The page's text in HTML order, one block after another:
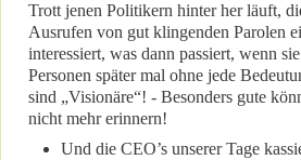
Trott jenen Politikern hinter her läuft,
Ausrufen von gut klingenden Parolen
interessiert, was dann passiert, wenn
Personen später mal ohne jede
sind „Visionäre“! - Besonders gute
nicht mehr erinnern!
Und die CEO’s unserer Tage